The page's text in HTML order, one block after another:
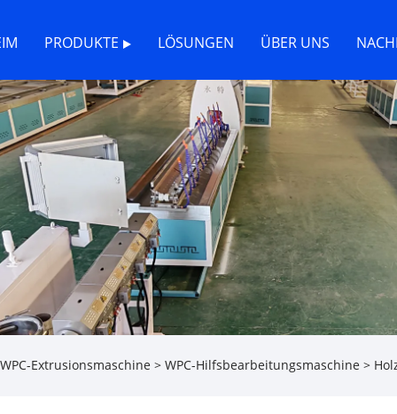
PRODUKTE LÖSUNGEN ÜBER UNS
Extrusionsmaschine > WPC-Hilfsbearbeitungsmaschine >